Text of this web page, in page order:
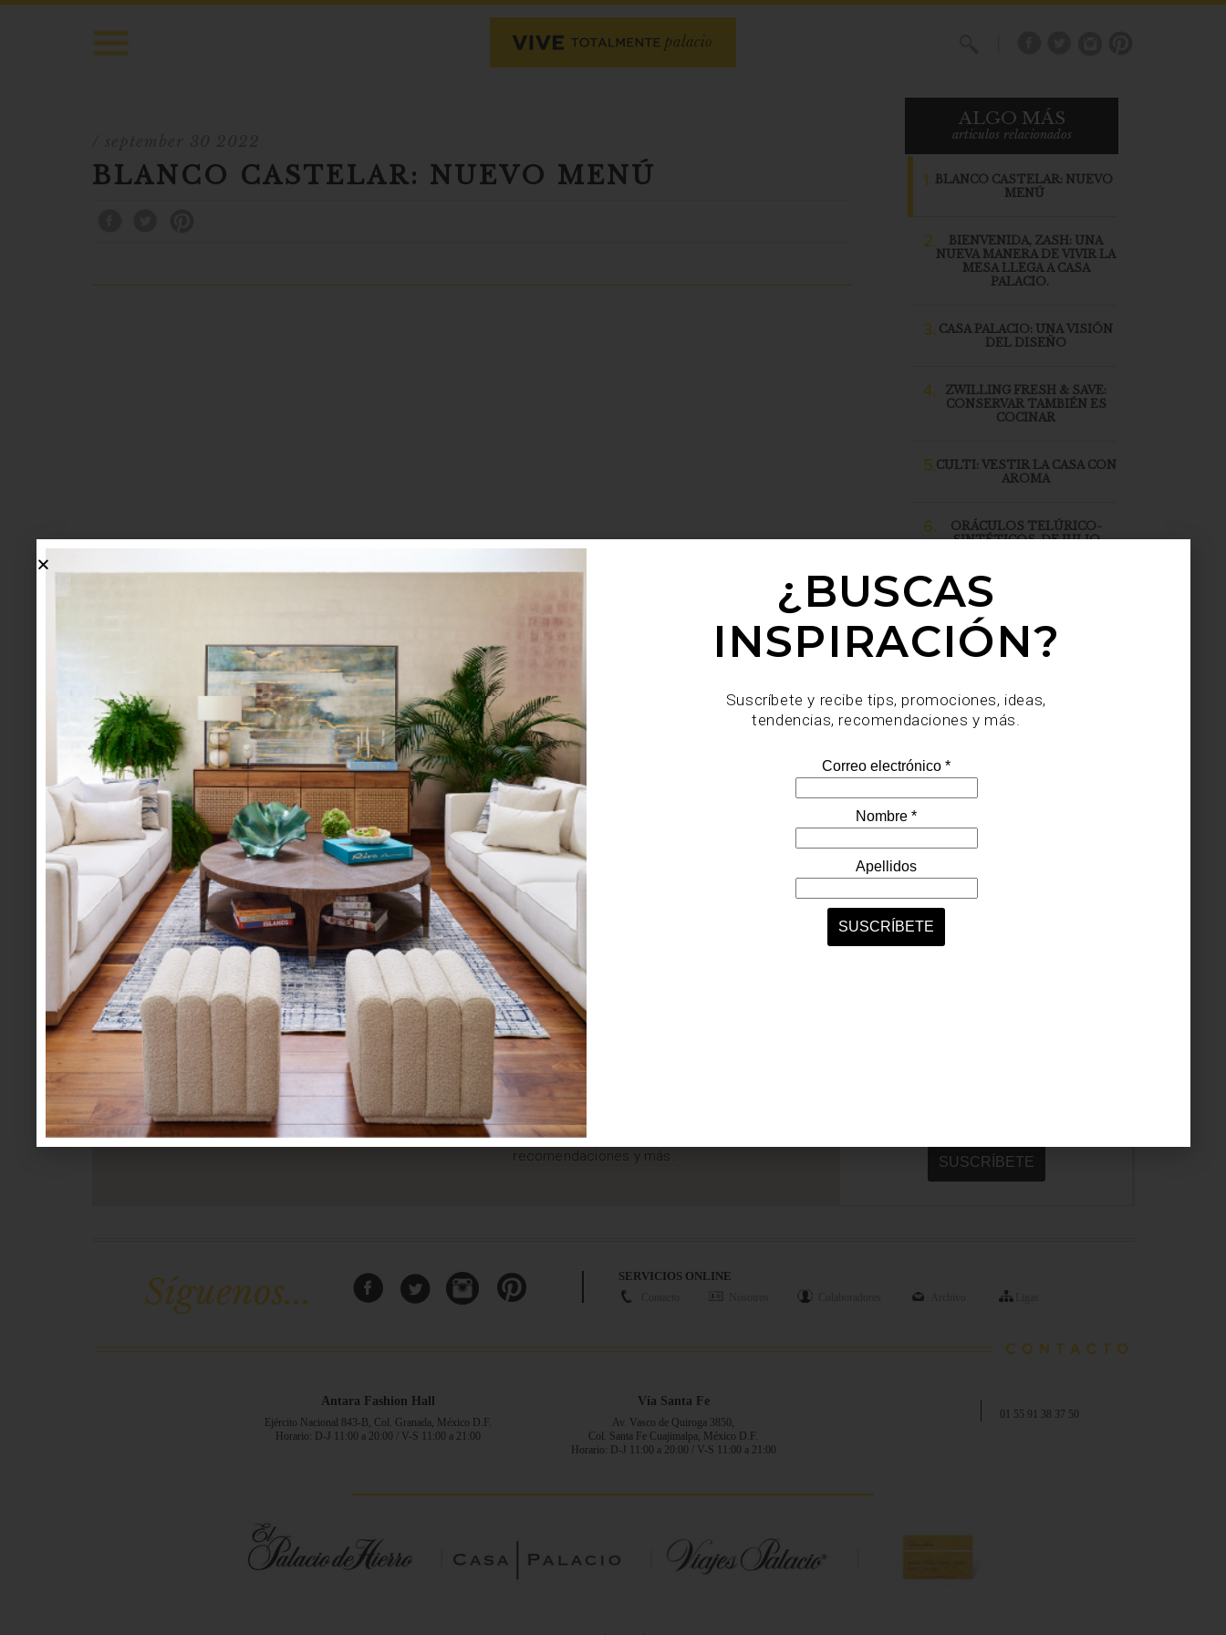
BLANCO CASTELAR: NUEVO MENÚ
ALGO MÁS
articulos relacionados
1. BLANCO CASTELAR: NUEVO
MENÚ
2.
BIENVENIDA, ZASH: UNA
NUEVA MANERA DE VIVIR LA
MESA LLEGA A CASA
PALACIO.
3. CASA PALACIO: UNA VISIÓN
DEL DISEÑO
4.
ZWILLING FRESH & SAVE:
CONSERVAR TAMBIÉN ES
COCINAR
5.CULTI: VESTIR LA CASA CON
AROMA
6.
ORÁCULOS TELÚRICO-
SINTÉTICOS, DE JULIO
lo más nuevo
1.
BIENVENIDA, ZASH: UNA
NUEVA MANERA DE VIVIR
LA MESA LLEGA A CASA
PALACIO.
mesa y cocina
august 05 2026
¿BUSCAS MÁS
INSPIRACIÓN?
Suscríbete y recibe tips, promociones, ideas, tendencias,
recomendaciones y más.
Síguenos... SERVICIOS ONLINE
Antara Fashion Hall
Ejército Nacional 843-B, Col. Granada, México D.F.
Horario: D-J 11:00 a 20:00 / V-S 11:00 a 21:00
Vía Santa Fe
Av. Vasco de Quiroga 3850,
Col. Santa Fe Cuajimalpa, México D.F.
Horario: D-J 11:00 a 20:00 / V-S 11:00 a 21:00
01 55 91 38 37 50
¿BUSCAS
INSPIRACIÓN?
Suscríbete y recibe tips, promociones, ideas,
tendencias, recomendaciones y más.